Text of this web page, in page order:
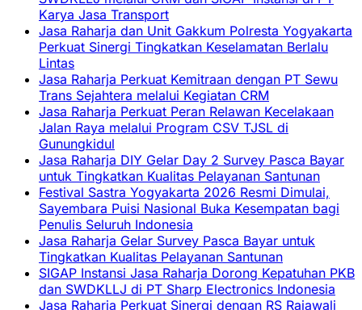
Karya Jasa Transport
Jasa Raharja dan Unit Gakkum Polresta Yogyakarta
Perkuat Sinergi Tingkatkan Keselamatan Berlalu
Lintas
Jasa Raharja Perkuat Kemitraan dengan PT Sewu
Trans Sejahtera melalui Kegiatan CRM
Jasa Raharja Perkuat Peran Relawan Kecelakaan
Jalan Raya melalui Program CSV TJSL di
Gunungkidul
Jasa Raharja DIY Gelar Day 2 Survey Pasca Bayar
untuk Tingkatkan Kualitas Pelayanan Santunan
Festival Sastra Yogyakarta 2026 Resmi Dimulai,
Sayembara Puisi Nasional Buka Kesempatan bagi
Penulis Seluruh Indonesia
Jasa Raharja Gelar Survey Pasca Bayar untuk
Tingkatkan Kualitas Pelayanan Santunan
SIGAP Instansi Jasa Raharja Dorong Kepatuhan PKB
dan SWDKLLJ di PT Sharp Electronics Indonesia
Jasa Raharja Perkuat Sinergi dengan RS Rajawali